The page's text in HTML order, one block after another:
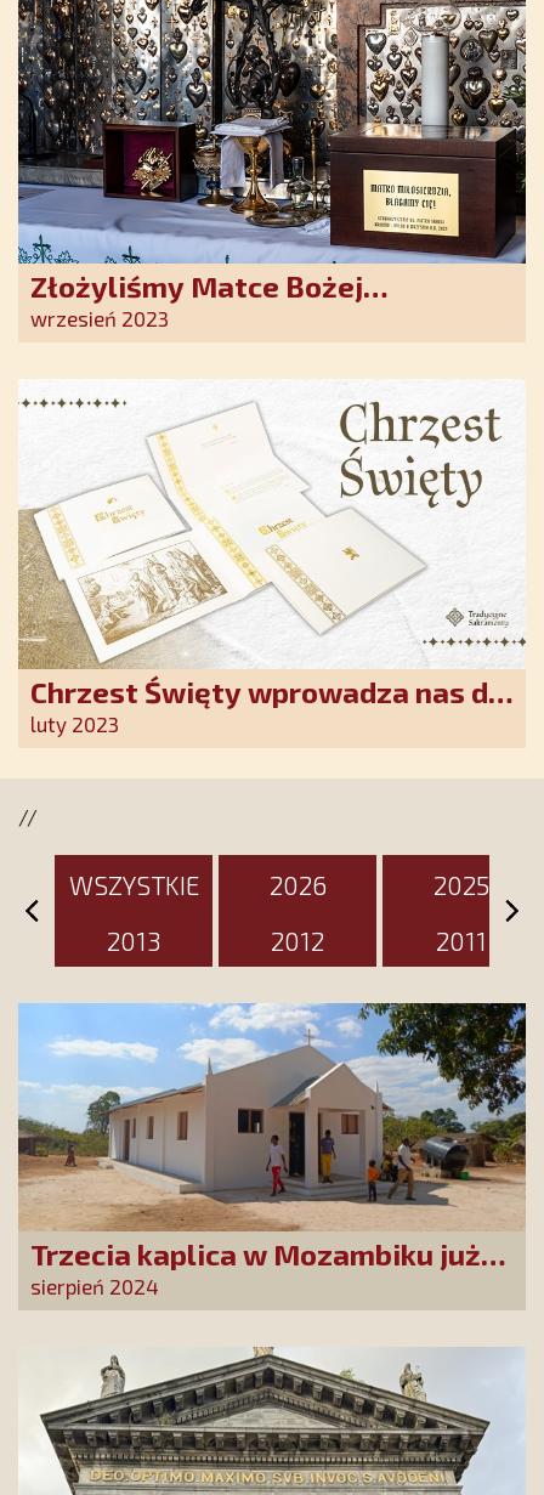
Złożyliśmy Matce Bożej
Ostrobramskiej pozłacane wotum
wrzesień 2023
Chrzest Święty wprowadza nas do
wspólnoty Kościoła. Nasz pakiet
luty 2023
//
WSZYSTKIE 2026
2025
2013
2012 2011
Trzecia kaplica w Mozambiku już
służy lokalnej społeczności
sierpień 2024